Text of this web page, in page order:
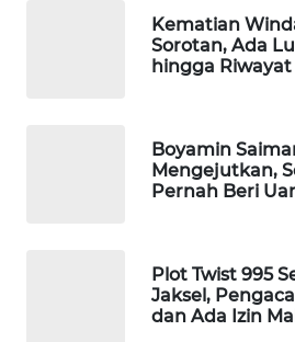
Kematian
Sorotan, Ada
hingga
Boyamin
Mengejutkan,
Pernah Beri
Plot Twist 995
Jaksel,
dan Ada Izin
INFRASTRUKTUR